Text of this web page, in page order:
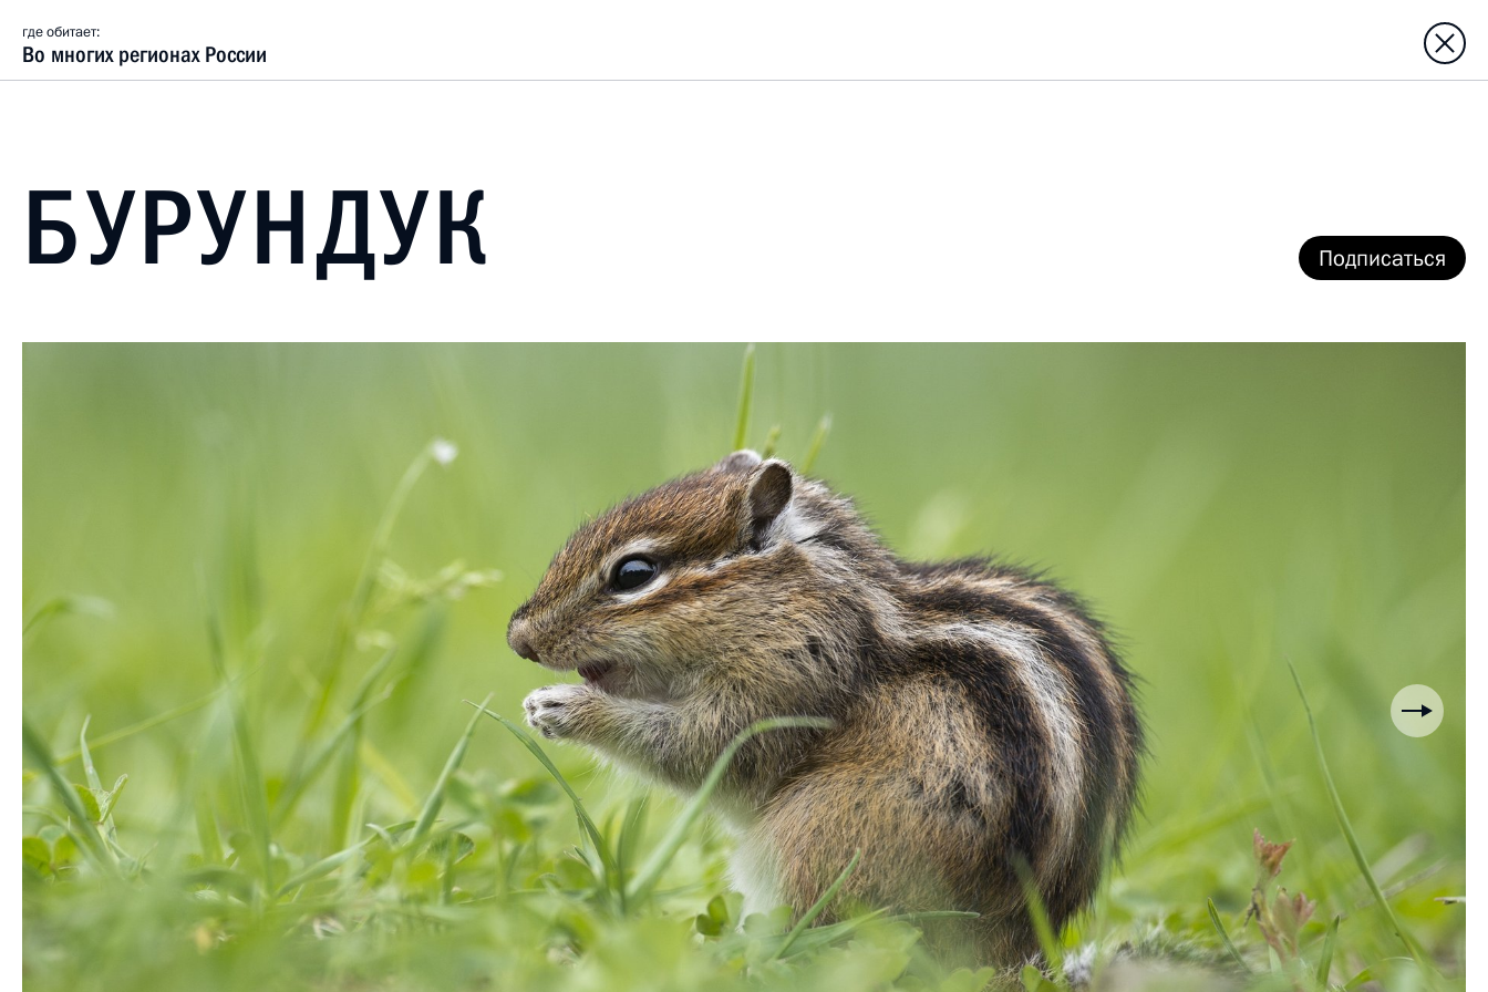
где обитает:
Во многих регионах России
БУРУНДУК Подписаться